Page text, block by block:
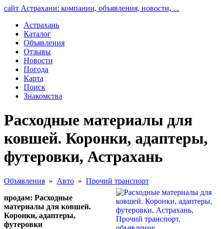
сайт Астрахани: компании, объявления, новости, ...
Астрахань
Каталог
Объявления
Отзывы
Новости
Погода
Карта
Поиск
Знакомства
Расходные материалы для
ковшей. Коронки, адаптеры,
футеровки, Астрахань
Объявления » Авто » Прочий транспорт
продам: Расходные
материалы для ковшей.
Коронки, адаптеры,
футеровки